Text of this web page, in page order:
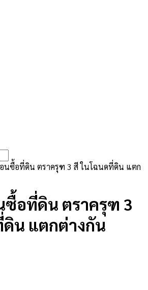
อนซื้อที่ดิน ตราครุฑ 3 สี ในโฉนดที่ดิน แตก
ซื้อที่ดิน ตราครุฑ 3
น แตกต่างกัน